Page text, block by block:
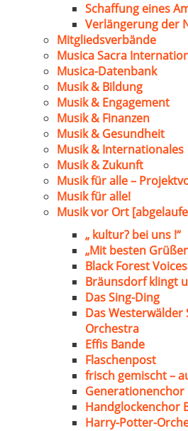
Schaffung eines
Verlängerung der
Mitgliedsverbände
Musica Sacra
Musica-Datenbank
Musik & Bildung
Musik & Engagement
Musik & Finanzen
Musik & Gesundheit
Musik & Internationales
Musik & Zukunft
Musik für alle –
Musik für alle!
Musik vor Ort
„ kultur? bei uns !“
„Mit besten
Black Forest
Bräunsdorf klingt
Das Sing-Ding
Das Westerwälder
Orchestra
Effis Bande
Flaschenpost
frisch gemischt –
Generationenchor
Handglockenchor
Harry-Potter-